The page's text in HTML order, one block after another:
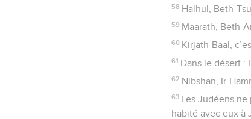
58 Halhul, Beth-
59 Maarath, Beth-
60 Kirjath-Baal,
61 Dans le désert :
62 Nibshan, Ir-
63 Les Judéens ne
habité avec eux à